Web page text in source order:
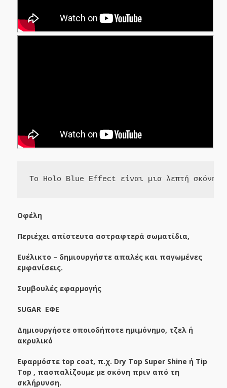
Το Holo Blue Effect είναι μια λεπτή σκόνη
Οφέλη
Περιέχει απίστευτα αστραφτερά σωματίδια,
Ευέλικτο – δημιουργήστε απαλές και παγωμένες
εμφανίσεις.
Συμβουλές εφαρμογής
SUGAR ΕΦΕ
Δημιουργήστε οποιοδήποτε ημιμόνημο, τζελ ή
ακρυλικό
Εφαρμόστε top coat, π.χ. Dry Top Super Shine ή Tip
Top , πασπαλίζουμε με σκόνη πριν από τη
σκλήρυνση.